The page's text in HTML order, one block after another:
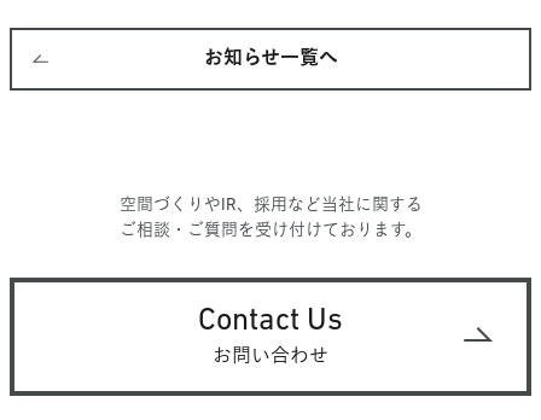
お知らせ一覧へ
空間づくりやIR、採用など当社に関する
ご相談・ご質問を受け付けております。
Contact Us
お問い合わせ